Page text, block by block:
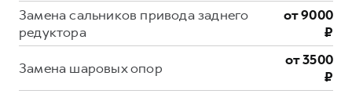
Замена сальников привода заднего
редуктора
от 9000
₽
Замена шаровых опор
от 3500
₽